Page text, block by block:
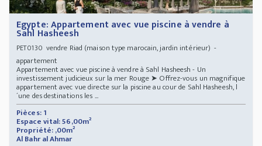
Egypte: Appartement avec vue piscine à vendre à
Sahl Hasheesh
PET0130 vendre Riad (maison type marocain, jardin intérieur) -
appartement
Appartement avec vue piscine à vendre à Sahl Hasheesh - Un
investissement judicieux sur la mer Rouge ➤ Offrez-vous un magnifique
appartement avec vue directe sur la piscine au cour de Sahl Hasheesh, l
´une des destinations les ...
Pièces: 1
Espace vital: 56,00m²
Propriété: ,00m²
Al Bahr al Ahmar